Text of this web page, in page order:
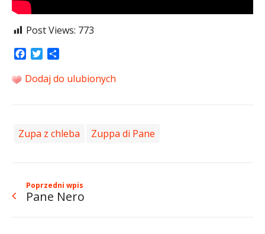
Post Views: 773
Facebook
Twitter
Dodaj do ulubionych
Zupa z chleba Zuppa di Pane
Poprzedni wpis
Pane Nero